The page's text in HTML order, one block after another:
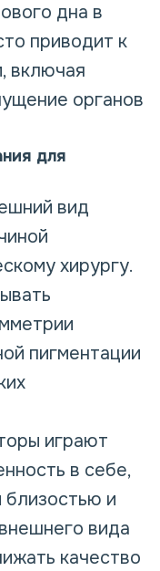
дна в
приводит к
включая
органов
для
вид
хирургу.
пигментации
играют
в себе,
близостью и
вида
качество